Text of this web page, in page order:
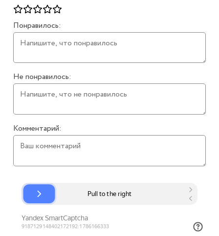
Понравилось:
Не понравилось:
Комментарий: